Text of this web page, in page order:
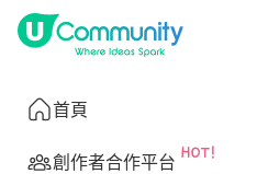
首頁
創作者合作平台